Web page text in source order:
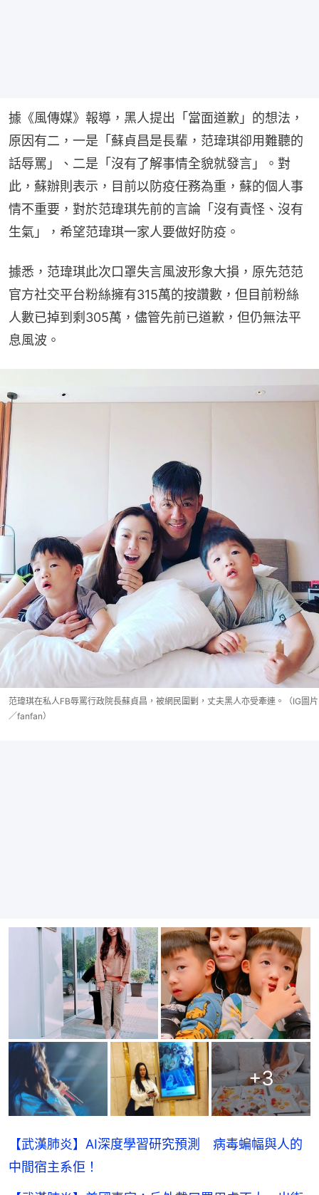
據《風傳媒》報導，黑人提出「當面道歉」的想法，
原因有二，一是「蘇貞昌是長輩，范瑋琪卻用難聽的
話辱罵」、二是「沒有了解事情全貌就發言」。對
此，蘇辦則表示，目前以防疫任務為重，蘇的個人事
情不重要，對於范瑋琪先前的言論「沒有責怪、沒有
生氣」，希望范瑋琪一家人要做好防疫。
據悉，范瑋琪此次口罩失言風波形象大損，原先范范
官方社交平台粉絲擁有315萬的按讚數，但目前粉絲
人數已掉到剩305萬，儘管先前已道歉，但仍無法平
息風波。
范瑋琪在私人FB辱罵行政院長蘇貞昌，被網民圍剿，丈夫黑人亦受牽連。（IG圖片
／fanfan）
+3
【武漢肺炎】AI深度學習研究預測 病毒蝙幅與人的
中間宿主系佢！